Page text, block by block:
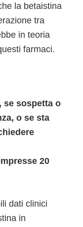
la betaistina
tra
in teoria
farmaci.
se sospetta o
o se sta
20
dati clinici
in